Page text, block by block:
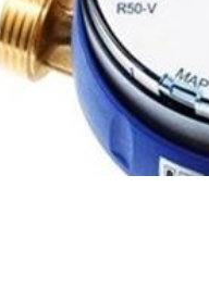
Dzień
Protest w
Protest w
Dzień